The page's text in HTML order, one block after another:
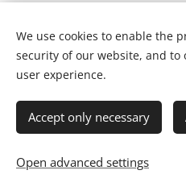
ser aliados e ter o mesmo
e conseguir obter a cura
de tempo possível.
Isso só é possível dando
sintomas sentidos podem
We use cookies to enable the
security of our website, and to
user experience.
Accept only necessary
Open advanced settings